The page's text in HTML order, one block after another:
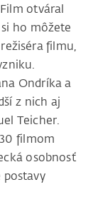
otváral
ho môžete
filmu,
Ondríka a
z nich aj
Teicher.
filmom
osobnosť